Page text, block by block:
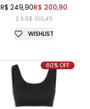
R$ 249,90R$ 200,90
2 X R$ 100,45
WISHLIST
60% OFF